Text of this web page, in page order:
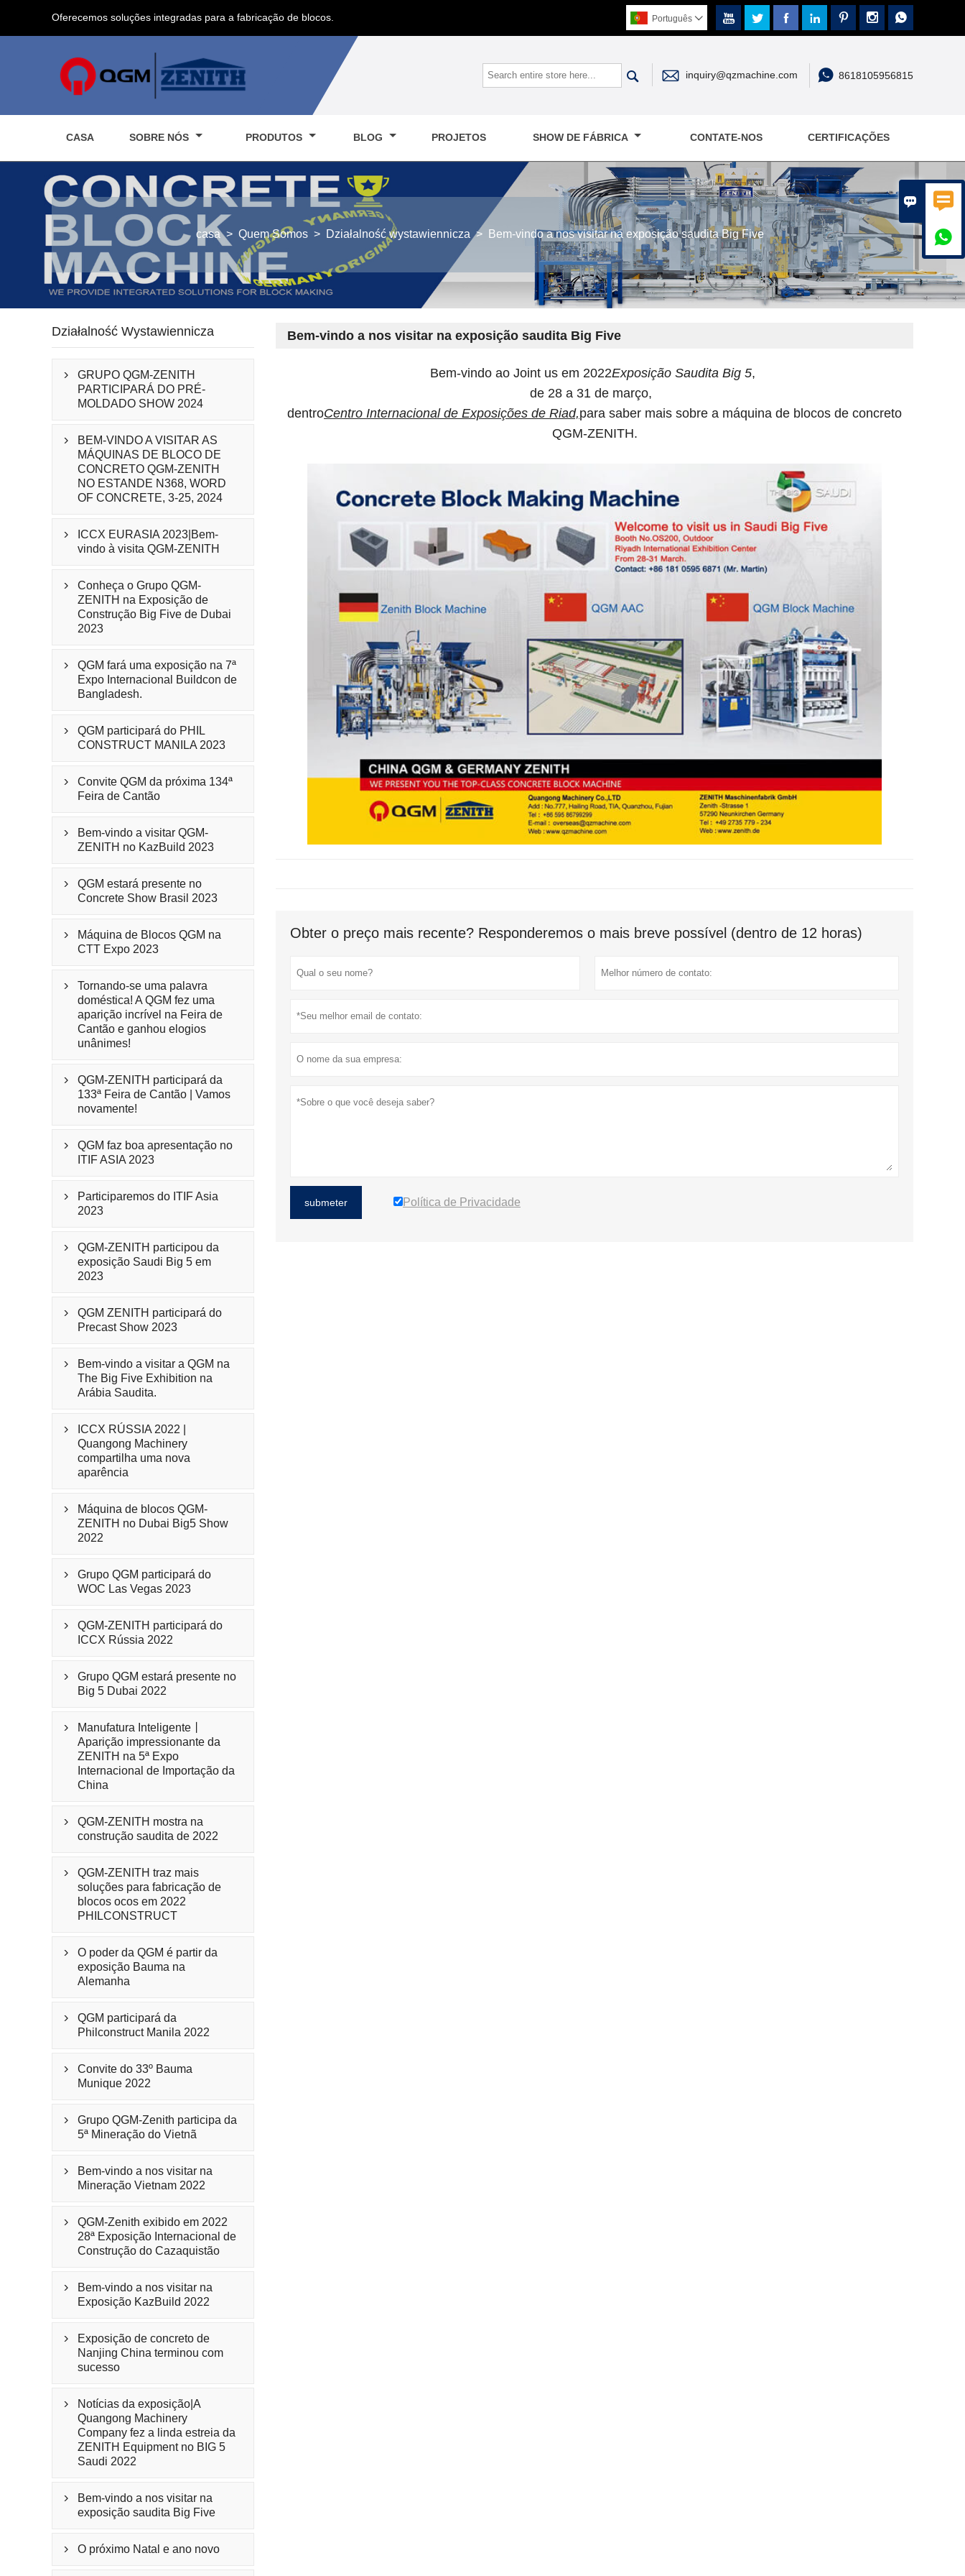
 

Oferecemos soluções integradas para a fabricação de blocos.       
Português 
  inquiry@qzmachine.com  8618105956815
CASA SOBRE NÓS PRODUTOS BLOG PROJETOS SHOW DE FÁBRICA CONTATE-NOS CERTIFICAÇÕES
casa > Quem Somos > Działalność wystawiennicza > Bem-vindo a nos visitar na exposição saudita Big Five
Bem-vindo a nos visitar na exposição saudita Big Five
Bem-vindo ao Joint us em 2022Exposição Saudita Big 5,
de 28 a 31 de março,
dentroCentro Internacional de Exposições de Riad,para saber mais sobre a máquina de blocos de concreto
QGM-ZENITH.
Obter o preço mais recente? Responderemos o mais breve possível (dentro de 12 horas)
submeter Política de Privacidade
Działalność Wystawiennicza

GRUPO QGM-ZENITH
PARTICIPARÁ DO PRÉ-
MOLDADO SHOW 2024

BEM-VINDO A VISITAR AS
MÁQUINAS DE BLOCO DE
CONCRETO QGM-ZENITH
NO ESTANDE N368, WORD
OF CONCRETE, 3-25, 2024

ICCX EURASIA 2023|Bem-
vindo à visita QGM-ZENITH

Conheça o Grupo QGM-
ZENITH na Exposição de
Construção Big Five de Dubai
2023

QGM fará uma exposição na 7ª
Expo Internacional Buildcon de
Bangladesh.

QGM participará do PHIL
CONSTRUCT MANILA 2023

Convite QGM da próxima 134ª
Feira de Cantão

Bem-vindo a visitar QGM-
ZENITH no KazBuild 2023

QGM estará presente no
Concrete Show Brasil 2023

Máquina de Blocos QGM na
CTT Expo 2023

Tornando-se uma palavra
doméstica! A QGM fez uma
aparição incrível na Feira de
Cantão e ganhou elogios
unânimes!

QGM-ZENITH participará da
133ª Feira de Cantão | Vamos
novamente!

QGM faz boa apresentação no
ITIF ASIA 2023

Participaremos do ITIF Asia
2023

QGM-ZENITH participou da
exposição Saudi Big 5 em
2023

QGM ZENITH participará do
Precast Show 2023

Bem-vindo a visitar a QGM na
The Big Five Exhibition na
Arábia Saudita.

ICCX RÚSSIA 2022 |
Quangong Machinery
compartilha uma nova
aparência

Máquina de blocos QGM-
ZENITH no Dubai Big5 Show
2022

Grupo QGM participará do
WOC Las Vegas 2023

QGM-ZENITH participará do
ICCX Rússia 2022

Grupo QGM estará presente no
Big 5 Dubai 2022

Manufatura Inteligente丨
Aparição impressionante da
ZENITH na 5ª Expo
Internacional de Importação da
China

QGM-ZENITH mostra na
construção saudita de 2022

QGM-ZENITH traz mais
soluções para fabricação de
blocos ocos em 2022
PHILCONSTRUCT

O poder da QGM é partir da
exposição Bauma na
Alemanha

QGM participará da
Philconstruct Manila 2022

Convite do 33º Bauma
Munique 2022

Grupo QGM-Zenith participa da
5ª Mineração do Vietnã

Bem-vindo a nos visitar na
Mineração Vietnam 2022

QGM-Zenith exibido em 2022
28ª Exposição Internacional de
Construção do Cazaquistão

Bem-vindo a nos visitar na
Exposição KazBuild 2022

Exposição de concreto de
Nanjing China terminou com
sucesso

Notícias da exposição|A
Quangong Machinery
Company fez a linda estreia da
ZENITH Equipment no BIG 5
Saudi 2022

Bem-vindo a nos visitar na
exposição saudita Big Five
 O próximo Natal e ano novo